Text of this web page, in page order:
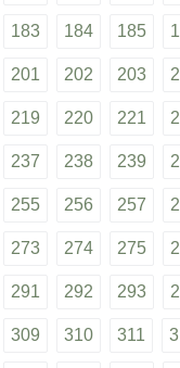
183 184 185
201 202 203
219 220 221
237 238 239
255 256 257
273 274 275
291 292 293
309 310 311